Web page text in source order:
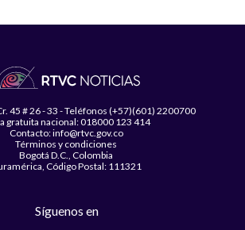
45 # 26 - 33 - Teléfonos (+57)(601) 2200700
gratuita nacional: 018000 123 414
Contacto: info@rtvc.gov.co
Términos y condiciones
Bogotá D.C., Colombia
Código Postal: 111321
Síguenos en